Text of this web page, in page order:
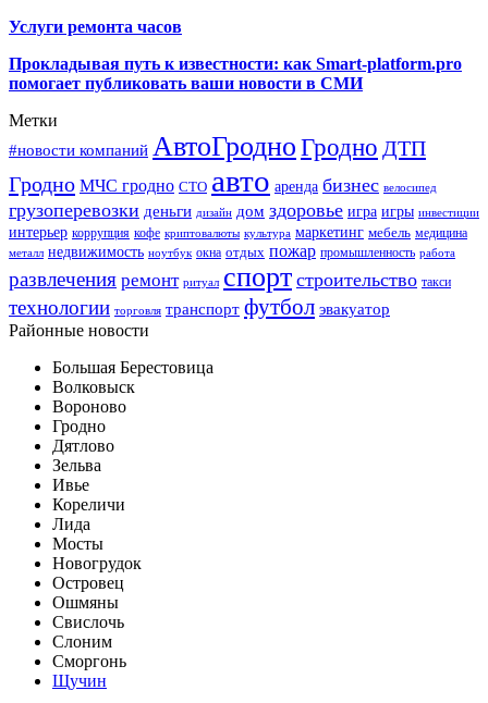
Услуги ремонта часов
Прокладывая путь к известности: как Smart-platform.pro
помогает публиковать ваши новости в СМИ
Метки
#новости компаний АвтоГродноГродно ДТП
Гродно МЧС гродно СТО авто аренда бизнес велосипед
грузоперевозки деньги дизайн дом здоровье игра игры инвестиции
интерьер коррупция кофе криптовалюты культура маркетинг мебель медицина
металл недвижимость ноутбук окна отдых пожар промышленность работа
развлечения ремонт ритуал спорт строительство такси
технологии торговля транспорт футбол эвакуатор
Районные новости
Большая Берестовица
Волковыск
Вороново
Гродно
Дятлово
Зельва
Ивье
Кореличи
Лида
Мосты
Новогрудок
Островец
Ошмяны
Свислочь
Слоним
Сморгонь
Щучин